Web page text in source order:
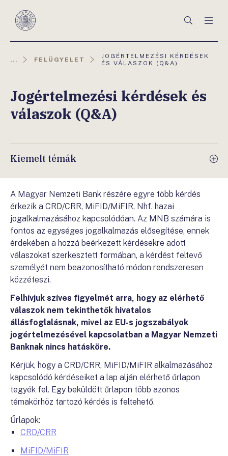
Magyar
Keresés
... FELÜGYELET
AKTUÁLIS
OLDAL:
JOGÉRTELMEZÉSI KÉRDÉSEK
ÉS VÁLASZOK (Q&A)
Jogértelmezési kérdések és
válaszok (Q&A)
Kiemelt témák
A Magyar Nemzeti Bank részére egyre több kérdés
érkezik a CRD/CRR, MiFID/MiFIR, Nhf. hazai
jogalkalmazásához kapcsolódóan. Az MNB számára is
fontos az egységes jogalkalmazás elősegítése, ennek
érdekében a hozzá beérkezett kérdésekre adott
válaszokat szerkesztett formában, a kérdést feltevő
személyét nem beazonosítható módon rendszeresen
közzéteszi.
Felhívjuk szíves figyelmét arra, hogy az elérhető
válaszok nem tekinthetők hivatalos
állásfoglalásnak, mivel az EU-s jogszabályok
jogértelmezésével kapcsolatban a Magyar Nemzeti
Banknak nincs hatásköre.
Kérjük, hogy a CRD/CRR, MiFID/MiFIR alkalmazásához
kapcsolódó kérdéseiket a lap alján elérhető űrlapon
tegyék fel. Egy beküldött űrlapon több azonos
témakörhöz tartozó kérdés is feltehető.
Űrlapok:
CRD/CRR
MiFID/MiFIR